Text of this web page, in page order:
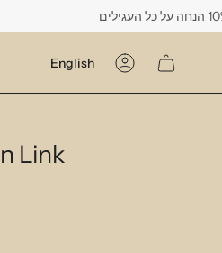
Language
English Account
Link